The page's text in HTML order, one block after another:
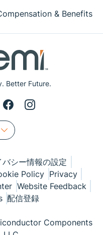
Better Future.
& Benefits
バシー情報の設定
Policy Privacy
Website Feedback
配信登録
Components